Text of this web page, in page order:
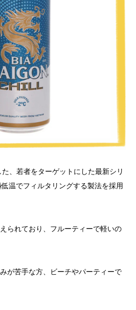
、若者をターゲットにした最新シリ
温でフィルタリングする製法を採用
られており、フルーティーで軽いの
が苦手な方、ビーチやパーティーで